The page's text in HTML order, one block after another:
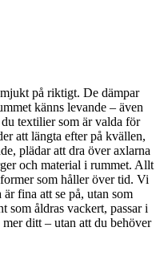
på riktigt. De dämpar
känns levande – även
textilier som är valda för
att längta efter på kvällen,
plädar att dra över axlarna
och material i rummet. Allt
som håller över tid. Vi
fina att se på, utan som
som åldras vackert, passar i
ditt – utan att du behöver